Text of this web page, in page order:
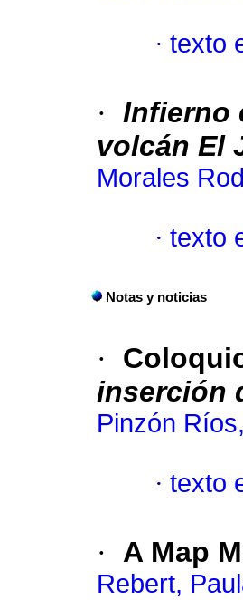
· texto
· Infierno
volcán El
Morales
· texto
Notas y noticias
·
inserción
Pinzón
· texto
· A Map
Rebert,